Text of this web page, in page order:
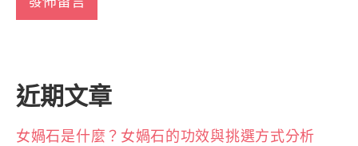
近期文章
女媧石是什麼？女媧石的功效與挑選方式分析